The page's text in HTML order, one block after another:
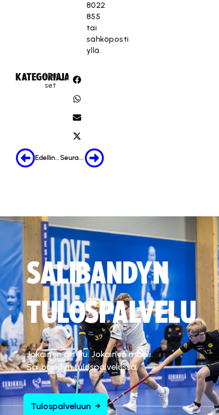
8022
855
tai
sähköposti
yllä.
KATEGORIA:
Uuti
set
JAA:
Edellinen Seuraava
SALIBANDYN
TULOSPALVELU
Jokainen ottelu. Jokainen maali.
Salibandyn tulospalvelussa.
Tulospalveluun